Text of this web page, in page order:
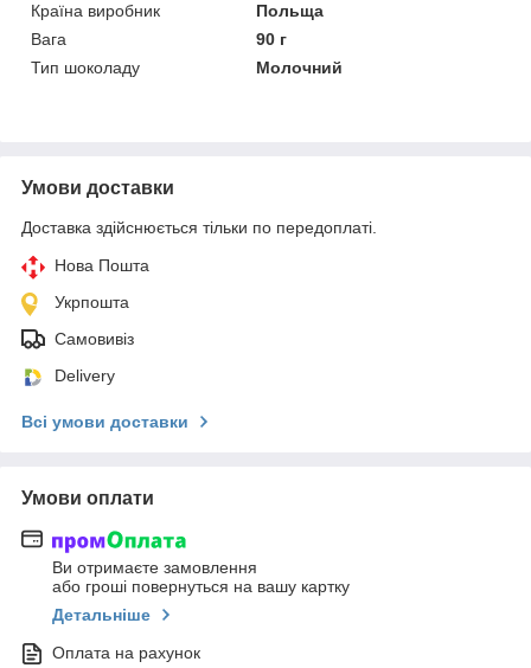
Країна виробник
Польща
Вага
90 г
Тип шоколаду
Молочний
Умови доставки
Доставка здійснюється тільки по передоплаті.
Нова Пошта
Укрпошта
Самовивіз
Delivery
Всі умови доставки
Умови оплати
Ви отримаєте замовлення
або гроші повернуться на вашу картку
Детальніше
Оплата на рахунок